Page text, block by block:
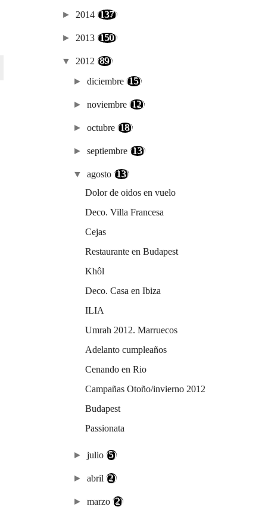
► 2014 (137)
► 2013 (150)
▼ 2012 (89)
►diciembre (15)
►noviembre (12)
►octubre (18)
►septiembre (13)
▼agosto (13)
Dolor de oidos en vuelo
Deco. Villa Francesa
Cejas
Restaurante en Budapest
Khôl
Deco. Casa en Ibiza
ILIA
Umrah 2012. Marruecos
Adelanto cumpleaños
Cenando en Rio
Campañas Otoño/invierno 2012
Budapest
Passionata
►julio(5)
►abril(2)
►marzo(2)